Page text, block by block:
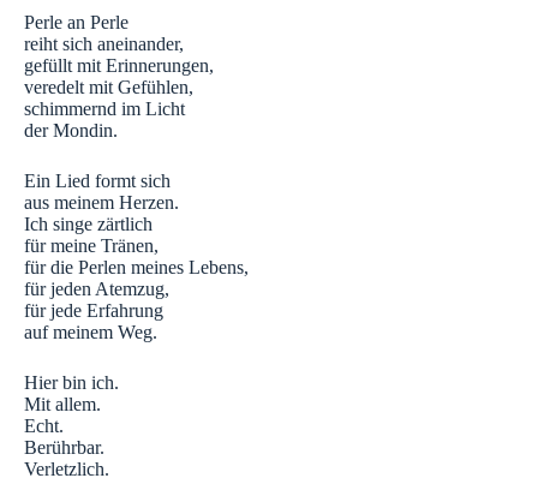
Perle an Perle
reiht sich aneinander,
gefüllt mit Erinnerungen,
veredelt mit Gefühlen,
schimmernd im Licht
der Mondin.
Ein Lied formt sich
aus meinem Herzen.
Ich singe zärtlich
für meine Tränen,
für die Perlen meines Lebens,
für jeden Atemzug,
für jede Erfahrung
auf meinem Weg.
Hier bin ich.
Mit allem.
Echt.
Berührbar.
Verletzlich.